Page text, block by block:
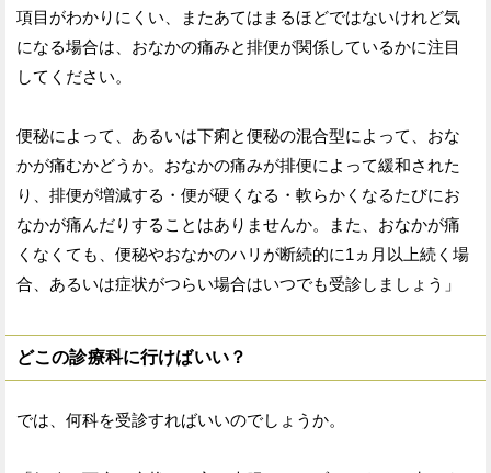
項目がわかりにくい、またあてはまるほどではないけれど気
になる場合は、おなかの痛みと排便が関係しているかに注目
してください。
便秘によって、あるいは下痢と便秘の混合型によって、おな
かが痛むかどうか。おなかの痛みが排便によって緩和された
り、排便が増減する・便が硬くなる・軟らかくなるたびにお
なかが痛んだりすることはありませんか。また、おなかが痛
くなくても、便秘やおなかのハリが断続的に1ヵ月以上続く場
合、あるいは症状がつらい場合はいつでも受診しましょう」
どこの診療科に行けばいい？
では、何科を受診すればいいのでしょうか。